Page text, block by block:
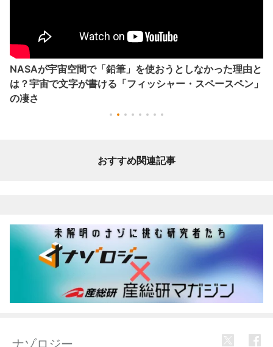
NASAが宇宙空間で「鉛筆」を使おうとしなかった理由と
は？宇宙で文字が書ける「フィッシャー・スペースペン」
の凄さ
おすすめ関連記事
ナゾロジー